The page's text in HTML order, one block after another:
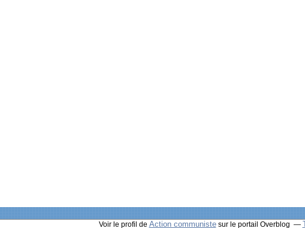
Voir le profil de Action communistesur le portail Overblog